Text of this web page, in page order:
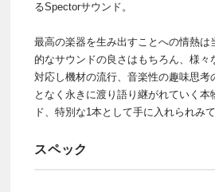
るSpectorサウンド。
最高の楽器を生み出すことへの情熱は
的なサウンドの良さはもちろん、様々
対応し機材の流行、音楽性の趣味思考
となく永きに渡り語り継がれていく本
ド、特別な1本として手に入れられみ
スペック